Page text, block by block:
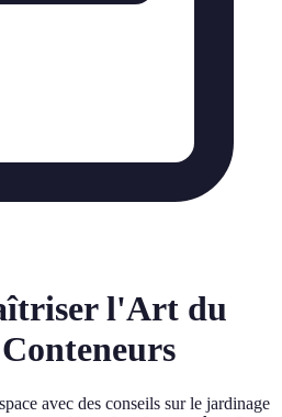
l'Art du
avec des conseils sur le jardinage